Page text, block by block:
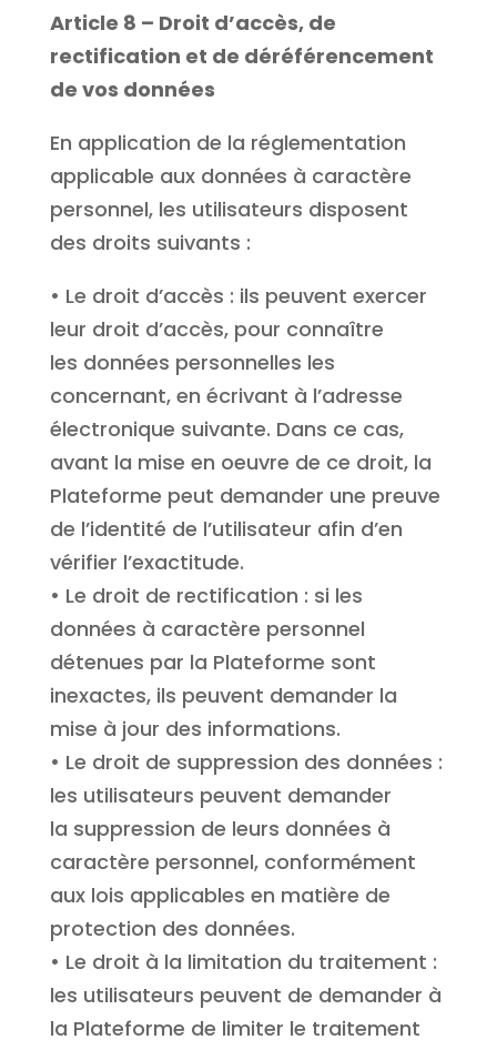
Article 8 – Droit d’accès, de
rectification et de déréférencement
de vos données
En application de la réglementation
applicable aux données à caractère
personnel, les utilisateurs disposent
des droits suivants :
• Le droit d’accès : ils peuvent exercer
leur droit d’accès, pour connaître
les données personnelles les
concernant, en écrivant à l’adresse
électronique suivante. Dans ce cas,
avant la mise en oeuvre de ce droit, la
Plateforme peut demander une preuve
de l’identité de l’utilisateur afin d’en
vérifier l’exactitude.
• Le droit de rectification : si les
données à caractère personnel
détenues par la Plateforme sont
inexactes, ils peuvent demander la
mise à jour des informations.
• Le droit de suppression des données :
les utilisateurs peuvent demander
la suppression de leurs données à
caractère personnel, conformément
aux lois applicables en matière de
protection des données.
• Le droit à la limitation du traitement :
les utilisateurs peuvent de demander à
la Plateforme de limiter le traitement